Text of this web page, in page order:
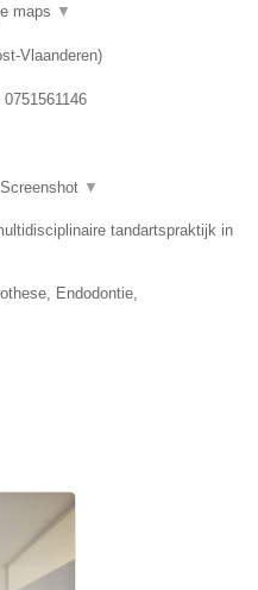
maps ▼
Vlaanderen)
0751561146
Screenshot ▼
tandartspraktijk in
Endodontie,